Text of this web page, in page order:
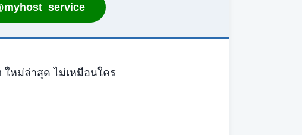
ใหม่ล่าสุด ไม่เหมือนใคร